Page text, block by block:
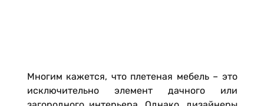
Многим кажется, что плетеная мебель – это
исключительно элемент дачного или